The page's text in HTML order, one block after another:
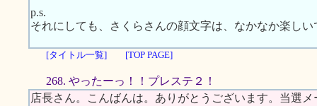
p.s.
それにしても、さくらさんの顔文字は、なかなか楽しい
[タイトル一覧] [TOP PAGE]
268. やったーっ！！プレステ２！
店長さん。こんばんは。ありがとうございます。当選